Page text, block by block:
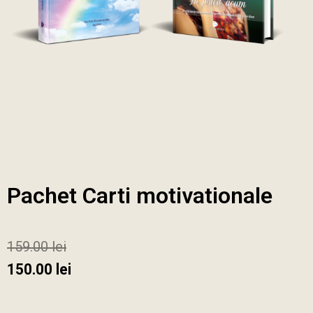
Pachet Carti motivationale
159.00lei
150.00 lei